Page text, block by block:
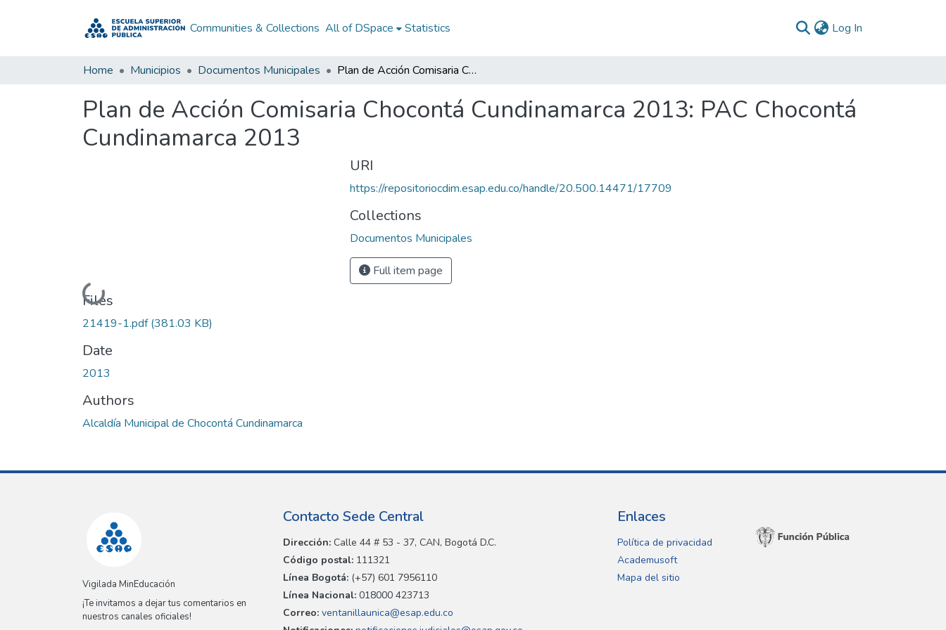
Communities & Collections All of DSpace Statistics Log In
Home Municipios Documentos Municipales Plan de Acción Comisaria Chocontá Cundinamarca 2013: PAC Chocontá Cundinamarca 2013
Plan de Acción Comisaria Chocontá Cundinamarca 2013: PAC Chocontá
Cundinamarca 2013
Loading...
Files
21419-1.pdf(381.03 KB)
Date
2013
Authors
Alcaldía Municipal de Chocontá Cundinamarca
URI
https://repositoriocdim.esap.edu.co/handle/20.500.14471/17709
Collections
Documentos Municipales
Full item page
Vigilada MinEducación
¡Te invitamos a dejar tus comentarios en
nuestros canales oficiales!
Contacto Sede Central
Dirección: Calle 44 # 53 - 37, CAN, Bogotá D.C.
Código postal: 111321
Línea Bogotá: (+57) 601 7956110
Línea Nacional: 018000 423713
Correo: ventanillaunica@esap.edu.co
Enlaces
Política de privacidad
Academusoft
Mapa del sitio